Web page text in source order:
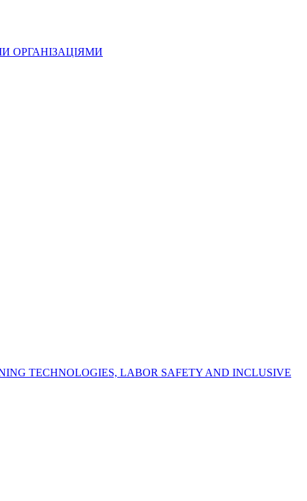
ОРГАНІЗАЦІЯМИ
LABOR SAFETY AND INCLUSIVE